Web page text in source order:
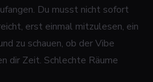
Du musst nicht sofort
erst einmal mitzulesen, ein
zu schauen, ob der Vibe
dir Zeit. Schlechte Räume